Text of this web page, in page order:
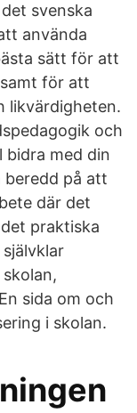
svenska
använda
sätt för att
för att
likvärdigheten.
och
bidra med din
beredd på att
där det
praktiska
sida om och
i skolan.